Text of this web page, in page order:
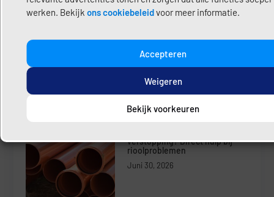
werken. Bekijk ons cookiebeleidvoor meer informatie.
Accepteren
Weigeren
Bekijk voorkeuren
Deel hier uw content
verstopping? Direct hulp bij
rioolproblemen
Juni 30, 2026